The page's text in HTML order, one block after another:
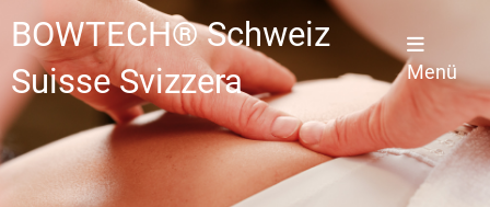
BOWTECH® Schweiz
Suisse Svizzera
Menü